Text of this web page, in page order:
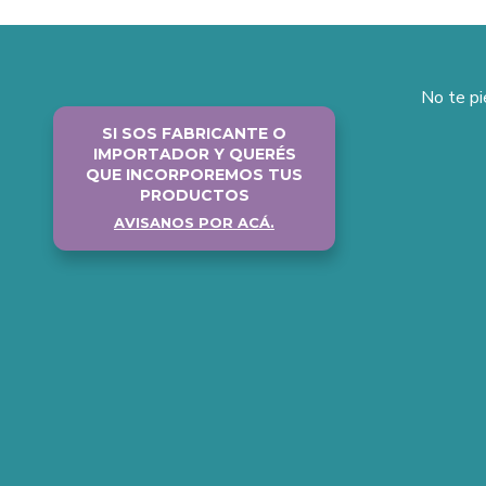
SI SOS FABRICANTE O
IMPORTADOR Y QUERÉS
QUE INCORPOREMOS TUS
PRODUCTOS
AVISANOS POR ACÁ.
No te